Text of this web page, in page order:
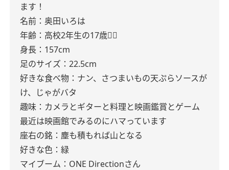
ます！
名前：奥田いろは
年齢：高校2年生の17歳✌🏻
身長：157cm
足のサイズ：22.5cm
好きな食べ物：ナン、さつまいもの天ぷらソースが
け、じゃがバタ
趣味：カメラとギターと料理と映画鑑賞とゲーム
最近は映画館でみるのにハマっています
座右の銘：塵も積もれば山となる
好きな色：緑
マイブーム：ONE Directionさん